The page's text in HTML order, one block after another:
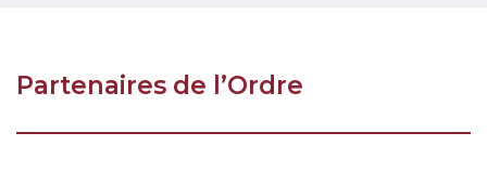
Partenaires de l’Ordre